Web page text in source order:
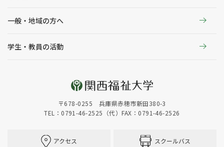
一般・地域の方へ
学生・教員の活動
〒678-0255 兵庫県赤穂市新田380-3
TEL：0791-46-2525（代）FAX：0791-46-2526
アクセス スクールバス